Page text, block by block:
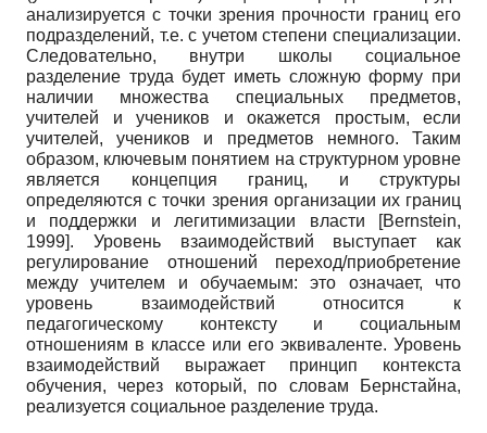
анализируется с точки зрения прочности границ его
подразделений, т.е. с учетом степени специализации.
Следовательно, внутри школы социальное
разделение труда будет иметь сложную форму при
наличии множества специальных предметов,
учителей и учеников и окажется простым, если
учителей, учеников и предметов немного. Таким
образом, ключевым понятием на структурном уровне
является концепция границ, и структуры
определяются с точки зрения организации их границ
и поддержки и легити­мизации власти
[Bernstein,
1999]. Уровень взаимодействий выступает как
регулирование отношений переход/приобретение
между учителем и обучаемым: это означает, что
уровень взаимодействий относится к
педагогическому контексту и социальным
отношениям в классе или его эквиваленте. Уровень
взаимодействий выражает принцип контекста
обучения, через который, по словам Бернстайна,
реализуется социальное разделение труда.